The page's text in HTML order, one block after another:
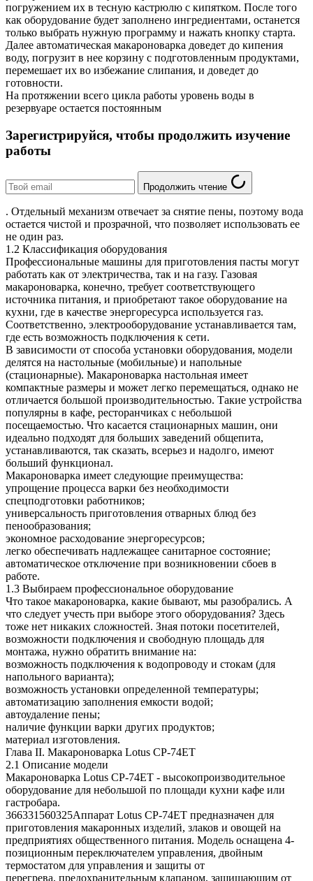
погружением их в тесную кастрюлю с кипятком. После того
как оборудование будет заполнено ингредиентами, останется
только выбрать нужную программу и нажать кнопку старта.
Далее автоматическая макароноварка доведет до кипения
воду, погрузит в нее корзину с подготовленным продуктами,
перемешает их во избежание слипания, и доведет до
готовности.
На протяжении всего цикла работы уровень воды в
резервуаре остается постоянным
Зарегистрируйся, чтобы продолжить изучение
работы
Продолжить чтение
. Отдельный механизм отвечает за снятие пены, поэтому вода
остается чистой и прозрачной, что позволяет использовать ее
не один раз.
1.2 Классификация оборудования
Профессиональные машины для приготовления пасты могут
работать как от электричества, так и на газу. Газовая
макароноварка, конечно, требует соответствующего
источника питания, и приобретают такое оборудование на
кухни, где в качестве энергоресурса используется газ.
Соответственно, электрооборудование устанавливается там,
где есть возможность подключения к сети.
В зависимости от способа установки оборудования, модели
делятся на настольные (мобильные) и напольные
(стационарные). Макароноварка настольная имеет
компактные размеры и может легко перемещаться, однако не
отличается большой производительностью. Такие устройства
популярны в кафе, ресторанчиках с небольшой
посещаемостью. Что касается стационарных машин, они
идеально подходят для больших заведений общепита,
устанавливаются, так сказать, всерьез и надолго, имеют
больший функционал.
Макароноварка имеет следующие преимущества:
упрощение процесса варки без необходимости
спецподготовки работников;
универсальность приготовления отварных блюд без
пенообразования;
экономное расходование энергоресурсов;
легко обеспечивать надлежащее санитарное состояние;
автоматическое отключение при возникновении сбоев в
работе.
1.3 Выбираем профессиональное оборудование
Что такое макароноварка, какие бывают, мы разобрались. А
что следует учесть при выборе этого оборудования? Здесь
тоже нет никаких сложностей. Зная потоки посетителей,
возможности подключения и свободную площадь для
монтажа, нужно обратить внимание на:
возможность подключения к водопроводу и стокам (для
напольного варианта);
возможность установки определенной температуры;
автоматизацию заполнения емкости водой;
автоудаление пены;
наличие функции варки других продуктов;
материал изготовления.
Глава II. Макароноварка Lotus CP-74ET
2.1 Описание модели
Макароноварка Lotus CP-74ET - высокопроизводительное
оборудование для небольшой по площади кухни кафе или
гастробара.
366331560325Аппарат Lotus CP-74ЕТ предназначен для
приготовления макаронных изделий, злаков и овощей на
предприятиях общественного питания. Модель оснащена 4-
позиционным переключателем управления, двойным
термостатом для управления и защиты от
перегрева, предохранительным клапаном, защищающим от